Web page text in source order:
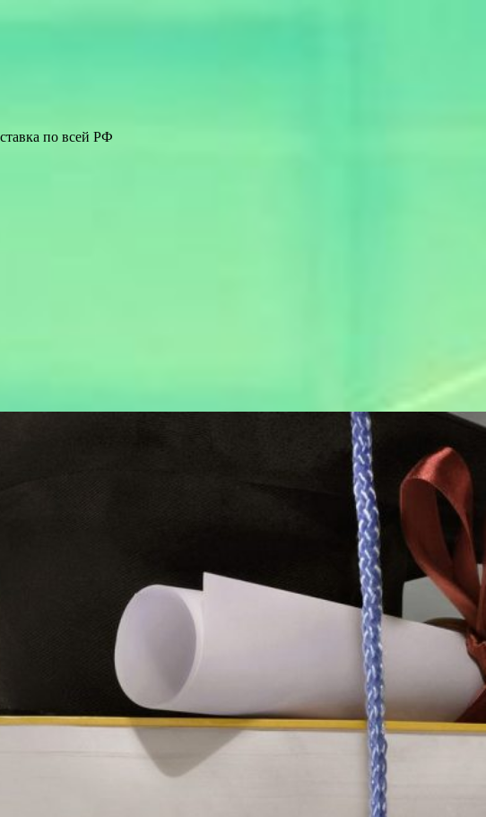
по всей РФ